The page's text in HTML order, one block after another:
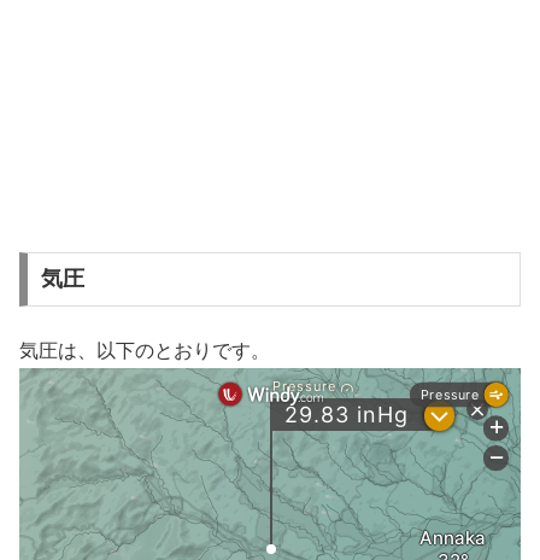
気圧
気圧は、以下のとおりです。